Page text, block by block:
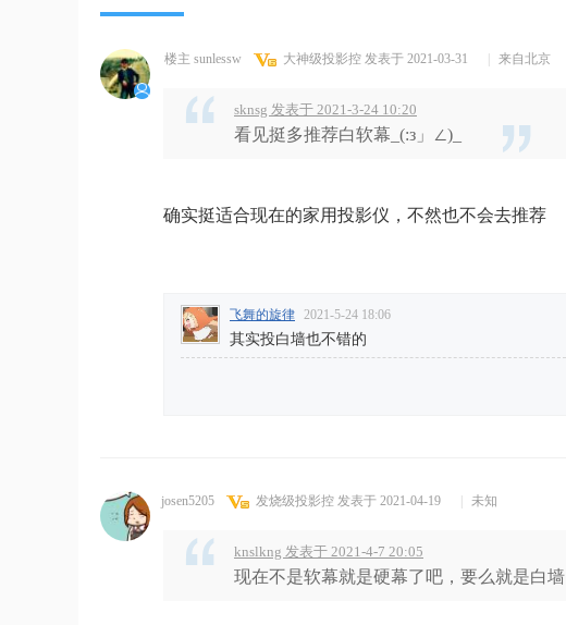
楼主 sunlessw 大神级投影控 发表于 2021-03-31 来自北京
sknsg 发表于 2021-3-24 10:20
看见挺多推荐白软幕_(:з」∠)_
确实挺适合现在的家用投影仪，不然也不会去推荐
飞舞的旋律 2021-5-24 18:06
其实投白墙也不错的
josen5205 发烧级投影控 发表于 2021-04-19 未知
knslkng 发表于 2021-4-7 20:05
现在不是软幕就是硬幕了吧，要么就是白墙